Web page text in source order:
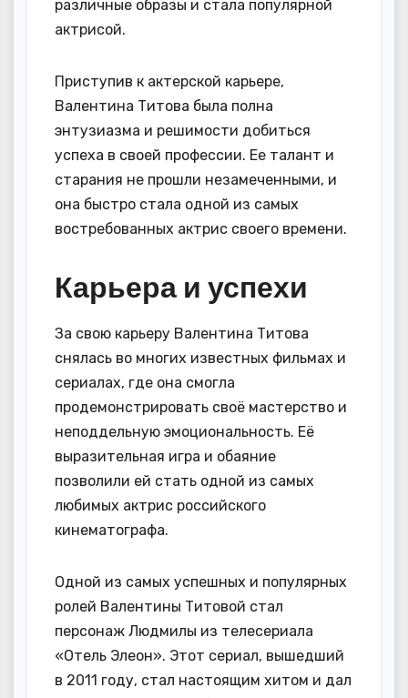
различные образы и стала популярной
актрисой.
Приступив к актерской карьере,
Валентина Титова была полна
энтузиазма и решимости добиться
успеха в своей профессии. Ее талант и
старания не прошли незамеченными, и
она быстро стала одной из самых
востребованных актрис своего времени.
Карьера и успехи
За свою карьеру Валентина Титова
снялась во многих известных фильмах и
сериалах, где она смогла
продемонстрировать своё мастерство и
неподдельную эмоциональность. Её
выразительная игра и обаяние
позволили ей стать одной из самых
любимых актрис российского
кинематографа.
Одной из самых успешных и популярных
ролей Валентины Титовой стал
персонаж Людмилы из телесериала
«Отель Элеон». Этот сериал, вышедший
в 2011 году, стал настоящим хитом и дал